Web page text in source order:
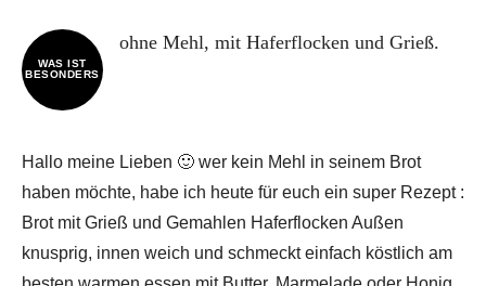
WAS IST
BESONDERS
ohne Mehl, mit Haferflocken und Grieß.
Hallo meine Lieben 🙂 wer kein Mehl in seinem Brot
haben möchte, habe ich heute für euch ein super Rezept :
Brot mit Grieß und Gemahlen Haferflocken Außen
knusprig, innen weich und schmeckt einfach köstlich am